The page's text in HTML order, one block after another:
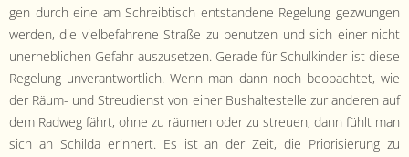
gen durch eine am Schreibtisch ent­standene Regelung gezwun­gen
wer­den, die viel­be­fahrene Straße zu benutzen und sich ein­er nicht
uner­he­blichen Gefahr auszuset­zen. Ger­ade für Schulkinder ist diese
Regelung unver­ant­wortlich. Wenn man dann noch beobachtet, wie
der Räum- und Streu­di­enst von ein­er Bushal­testelle zur anderen auf
dem Rad­weg fährt, ohne zu räu­men oder zu streuen, dann fühlt man
sich an Schil­da erin­nert. Es ist an der Zeit, die Pri­or­isierung zu